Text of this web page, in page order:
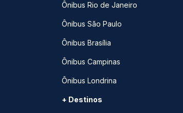
Ônibus Rio de Janeiro
Ônibus São Paulo
Ônibus Brasília
Ônibus Campinas
Ônibus Londrina
+ Destinos